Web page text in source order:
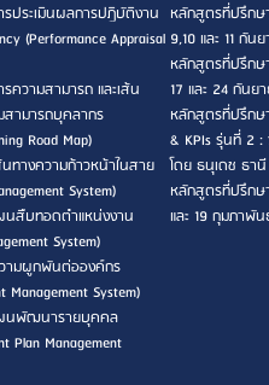
ประเมินผลการปฏิบัติงาน
(Performance Appraisal
ความสามารถ และเส้น
ามารถบุคลากร
Road Map)
ทางความก้าวหน้าในสาย
System)
นสืบทอดตำแหน่งงาน
System)
ามผูกพันต่อองค์กร
Management System)
นพัฒนารายบุคคล
Plan Management
หลักสูตรที่ปรึกษ
9,10 และ 11 กั
หลักสูตรที่ปรึกษ
17 และ 24 กัน
หลักสูตรที่ปรึกษ
& KPIs รุ่นที่ 2
โดย ธนุเดช ธา
หลักสูตรที่ปรึกษ
และ 19 กุมภาพั